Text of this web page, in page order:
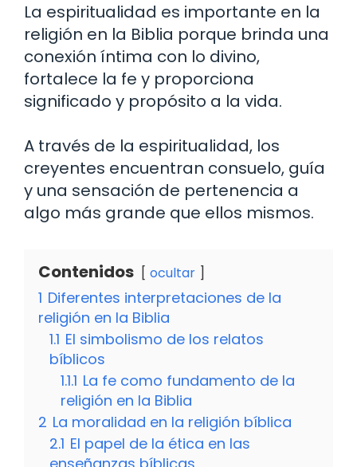
La espiritualidad es importante en la
religión en la Biblia porque brinda una
conexión íntima con lo divino,
fortalece la fe y proporciona
significado y propósito a la vida.
A través de la espiritualidad, los
creyentes encuentran consuelo, guía
y una sensación de pertenencia a
algo más grande que ellos mismos.
Contenidos ocultar
1 Diferentes interpretaciones de la
religión en la Biblia
1.1 El simbolismo de los relatos
bíblicos
1.1.1 La fe como fundamento de la
religión en la Biblia
2 La moralidad en la religión bíblica
2.1 El papel de la ética en las